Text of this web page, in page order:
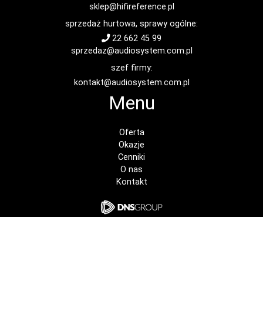
sklep@hifireference.pl
sprzedaż hurtowa, sprawy ogólne:
22 662 45 99
sprzedaz@audiosystem.com.pl
szef firmy:
kontakt@audiosystem.com.pl
Menu
Oferta
Okazje
Cenniki
O nas
Kontakt